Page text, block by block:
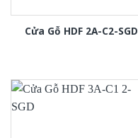
Cửa Gỗ HDF 2A-C2-SGD